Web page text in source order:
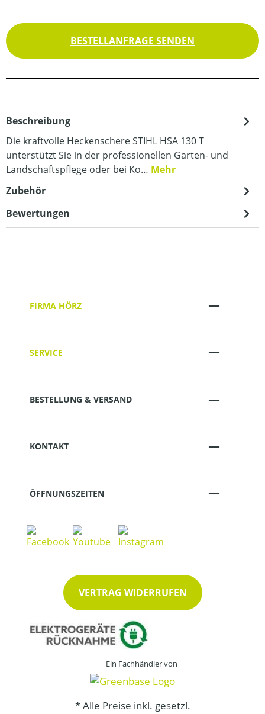
BESTELLANFRAGE SENDEN
Beschreibung
Die kraftvolle Heckenschere STIHL HSA 130 T
unterstützt Sie in der professionellen Garten- und
Landschaftspflege oder bei Ko… Mehr
Zubehör
Bewertungen
FIRMA HÖRZ
SERVICE
BESTELLUNG & VERSAND
KONTAKT
ÖFFNUNGSZEITEN
VERTRAG WIDERRUFEN
Ein Fachhändler von
* Alle Preise inkl. gesetzl.